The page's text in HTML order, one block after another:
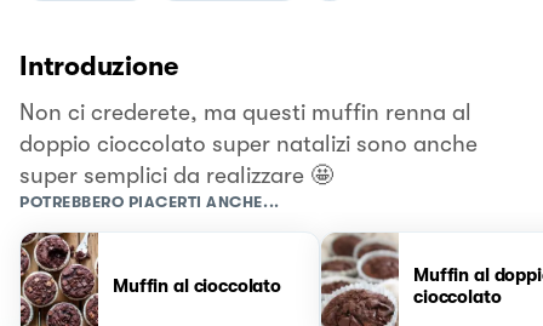
Introduzione
Non ci crederete, ma questi muffin renna al
doppio cioccolato super natalizi sono anche
super semplici da realizzare 🤩
POTREBBERO PIACERTI ANCHE...
Muffin al cioccolato
Muffin al
cioccolato